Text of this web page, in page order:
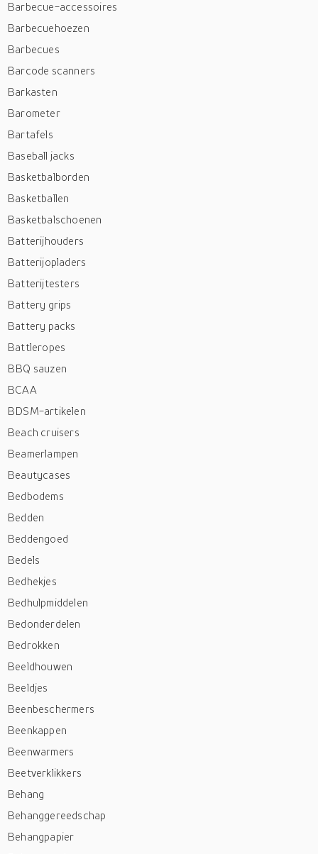
Barbecue-accessoires
Barbecuehoezen
Barbecues
Barcode scanners
Barkasten
Barometer
Bartafels
Baseball jacks
Basketbalborden
Basketballen
Basketbalschoenen
Batterijhouders
Batterijopladers
Batterijtesters
Battery grips
Battery packs
Battleropes
BBQ sauzen
BCAA
BDSM-artikelen
Beach cruisers
Beamerlampen
Beautycases
Bedbodems
Bedden
Beddengoed
Bedels
Bedhekjes
Bedhulpmiddelen
Bedonderdelen
Bedrokken
Beeldhouwen
Beeldjes
Beenbeschermers
Beenkappen
Beenwarmers
Beetverklikkers
Behang
Behanggereedschap
Behangpapier